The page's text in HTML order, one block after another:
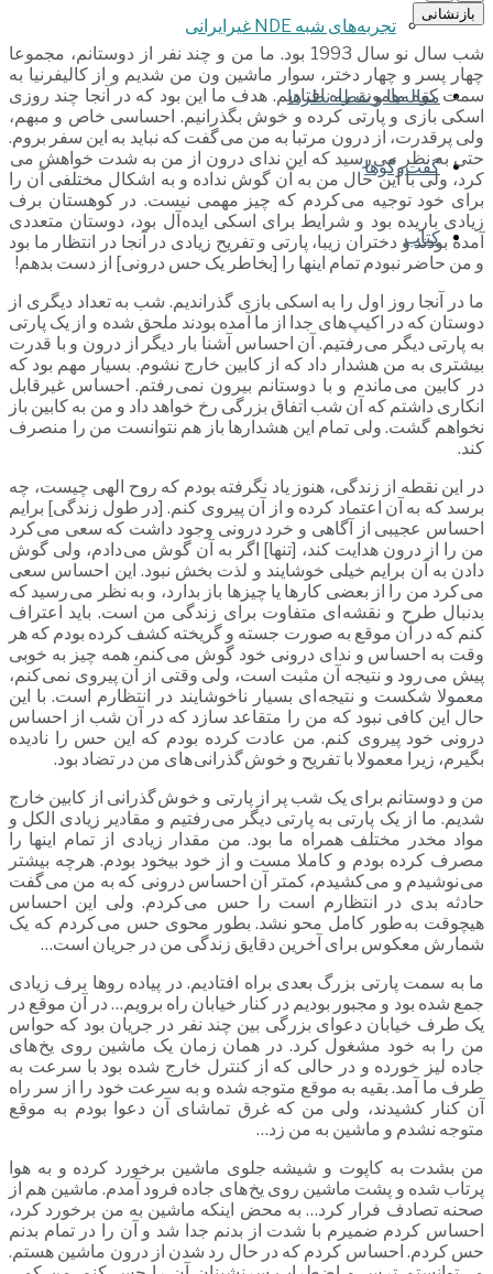
تجربه‌های شبه NDE غیرایرانی
مقاله‌ها و نقطه نظرها
گفت‌وگوها
کتاب
بازنشانی
شب سال نو سال 1993 بود. ما من و چند نفر از دوستانم، مجموعا
چهار پسر و چهار دختر، سوار ماشین ون من شدیم و از کالیفرنیا به
سمت کوه ماموت راه افتادیم. هدف ما این بود که در آنجا چند روزی
اسکی بازی و پارتی کرده و خوش بگذرانیم. احساسی خاص و مبهم،
ولی پرقدرت، از درون مرتبا به من می گفت که نباید به این سفر بروم.
حتی به نظر می رسید که این ندای درون از من به شدت خواهش می
کرد، ولی با این حال من به آن گوش نداده و به اشکال مختلفی آن را
برای خود توجیه می کردم که چیز مهمی نیست. در کوهستان برف
زیادی باریده بود و شرایط برای اسکی ایده آل بود، دوستان متعددی
آمده بودند و دختران زیبا، پارتی و تفریح زیادی در آنجا در انتظار ما بود
و من حاضر نبودم تمام اینها را [بخاطر یک حس درونی] از دست بدهم!
ما در آنجا روز اول را به اسکی بازی گذراندیم. شب به تعداد دیگری از
دوستان که در اکیپ های جدا از ما آمده بودند ملحق شده و از یک پارتی
به پارتی دیگر می رفتیم. آن احساس آشنا بار دیگر از درون و با قدرت
بیشتری به من هشدار داد که از کابین خارج نشوم. بسیار مهم بود که
در کابین می ماندم و با دوستانم بیرون نمی رفتم. احساس غیرقابل
انکاری داشتم که آن شب اتفاق بزرگی رخ خواهد داد و من به کابین باز
نخواهم گشت. ولی تمام این هشدارها باز هم نتوانست من را منصرف
کند.
در این نقطه از زندگی، هنوز یاد نگرفته بودم که روح الهی چیست، چه
برسد که به آن اعتماد کرده و از آن پیروی کنم. [در طول زندگی] برایم
احساس عجیبی از آگاهی و خرد درونی وجود داشت که سعی می کرد
من را از درون هدایت کند، [تنها] اگر به آن گوش می دادم، ولی گوش
دادن به آن برایم خیلی خوشایند و لذت بخش نبود. این احساس سعی
می کرد من را از بعضی کارها یا چیزها باز بدارد، و به نظر می رسید که
بدنبال طرح و نقشه ای متفاوت برای زندگی من است. باید اعتراف
کنم که در آن موقع به صورت جسته و گریخته کشف کرده بودم که هر
وقت به احساس و ندای درونی خود گوش می کنم، همه چیز به خوبی
پیش می رود و نتیجه آن مثبت است، ولی وقتی از آن پیروی نمی کنم،
معمولا شکست و نتیجه ای بسیار ناخوشایند در انتظارم است. با این
حال این کافی نبود که من را متقاعد سازد که در آن شب از احساس
درونی خود پیروی کنم. من عادت کرده بودم که این حس را نادیده
بگیرم، زیرا معمولا با تفریح و خوش گذرانی های من در تضاد بود.
من و دوستانم برای یک شب پر از پارتی و خوش گذرانی از کابین خارج
شدیم. ما از یک پارتی به پارتی دیگر می رفتیم و مقادیر زیادی الکل و
مواد مخدر مختلف همراه ما بود. من مقدار زیادی از تمام اینها را
مصرف کرده بودم و کاملا مست و از خود بیخود بودم. هرچه بیشتر
می نوشیدم و می کشیدم، کمتر آن احساس درونی که به من می گفت
حادثه بدی در انتظارم است را حس می کردم. ولی این احساس
هیچوقت به طور کامل محو نشد. بطور محوی حس می کردم که یک
شمارش معکوس برای آخرین دقایق زندگی من در جریان است…
ما به سمت پارتی بزرگ بعدی براه افتادیم. در پیاده روها برف زیادی
جمع شده بود و مجبور بودیم در کنار خیابان راه برویم… در آن موقع در
یک طرف خیابان دعوای بزرگی بین چند نفر در جریان بود که حواس
من را به خود مشغول کرد. در همان زمان یک ماشین روی یخ های
جاده لیز خورده و در حالی که از کنترل خارج شده بود با سرعت به
طرف ما آمد. بقیه به موقع متوجه شده و به سرعت خود را از سر راه
آن کنار کشیدند، ولی من که غرق تماشای آن دعوا بودم به موقع
متوجه نشدم و ماشین به من زد…
من بشدت به کاپوت و شیشه جلوی ماشین برخورد کرده و به هوا
پرتاب شده و پشت ماشین روی یخ های جاده فرود آمدم. ماشین هم از
صحنه تصادف فرار کرد… به محض اینکه ماشین به من برخورد کرد،
احساس کردم ضمیرم با شدت از بدنم جدا شد و آن را در تمام بدنم
حس کردم. احساس کردم که در حال رد شدن از درون ماشین هستم.